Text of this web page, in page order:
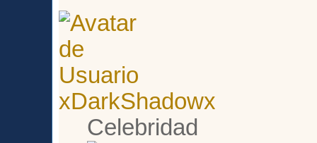
xDarkShadowx
Celebridad